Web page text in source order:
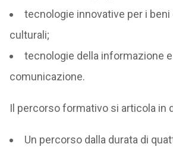
tecnologie innovative per i beni
culturali;
tecnologie della informazione
comunicazione.
Il percorso formativo si articola in
Un percorso dalla durata di